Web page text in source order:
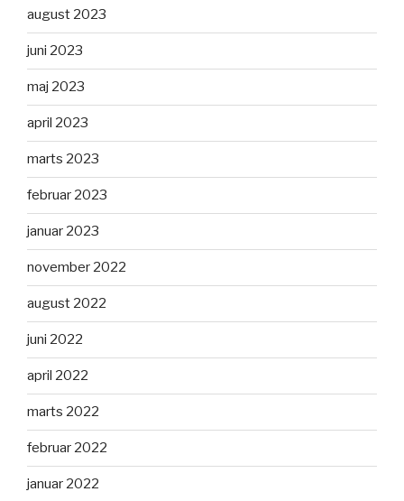
august 2023
juni 2023
maj 2023
april 2023
marts 2023
februar 2023
januar 2023
november 2022
august 2022
juni 2022
april 2022
marts 2022
februar 2022
januar 2022